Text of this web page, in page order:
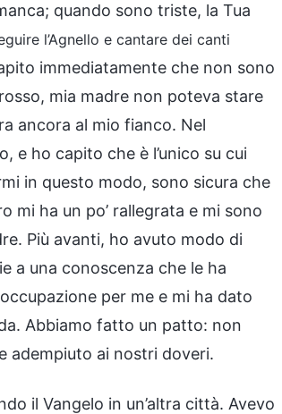
quando sono triste, la Tua
l’Agnello e cantare dei canti
immediatamente che non sono
mia madre non poteva stare
ancora al mio fianco. Nel
e ho capito che è l’unico su cui
in questo modo, sono sicura che
mi ha un po’ rallegrata e mi sono
Più avanti, ho avuto modo di
a una conoscenza che le ha
per me e mi ha dato
Abbiamo fatto un patto: non
adempiuto ai nostri doveri.
il Vangelo in un’altra città. Avevo